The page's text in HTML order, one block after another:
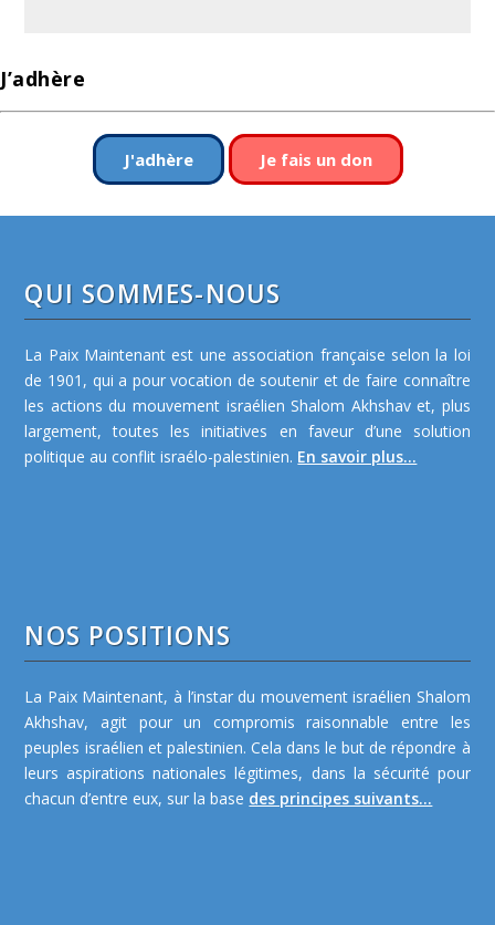
J’adhère
J'adhère Je fais un don
QUI SOMMES-NOUS
La Paix Maintenant est une association française selon la loi
de 1901, qui a pour vocation de soutenir et de faire connaître
les actions du mouvement israélien Shalom Akhshav et, plus
largement, toutes les initiatives en faveur d’une solution
politique au conflit israélo-palestinien. En savoir plus...
NOS POSITIONS
La Paix Maintenant, à l’instar du mouvement israélien Shalom
Akhshav, agit pour un compromis raisonnable entre les
peuples israélien et palestinien. Cela dans le but de répondre à
leurs aspirations nationales légitimes, dans la sécurité pour
chacun d’entre eux, sur la base des principes suivants...